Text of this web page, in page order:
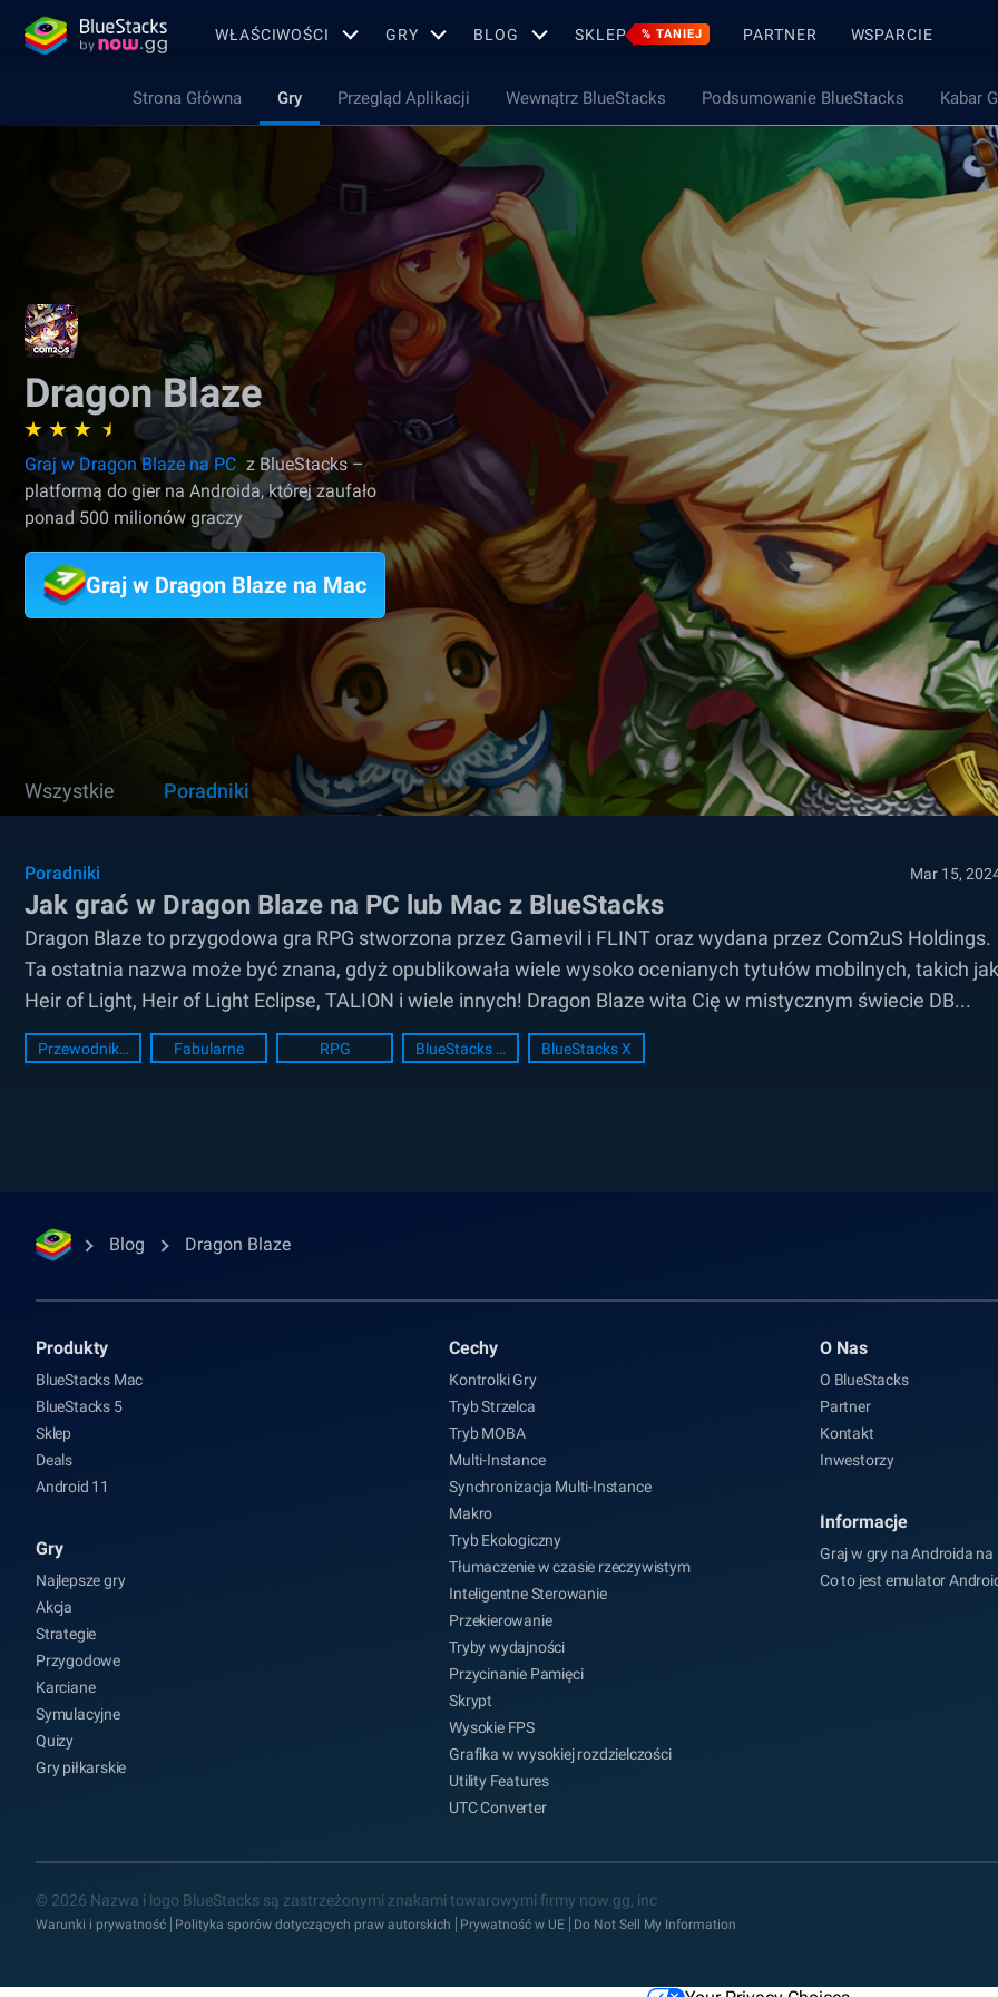
WŁAŚCIWOŚCI GRY BLOG SKLEP % TANIEJ PARTNER WSPARCIE
Strona Główna Gry Przegląd Aplikacji Wewnątrz BlueStacks Podsumowanie BlueStacks Kabar
Dragon Blaze
Graj w Dragon Blaze na PC z BlueStacks –
platformą do gier na Androida, której zaufało
ponad 500 milionów graczy
Graj w Dragon Blaze na Mac
Wszystkie Poradniki
Poradniki Mar 15,
Jak grać w Dragon Blaze na PC lub Mac z BlueStacks
Dragon Blaze to przygodowa gra RPG stworzona przez Gamevil i FLINT oraz wydana przez Com2uS Holdings.
Ta ostatnia nazwa może być znana, gdyż opublikowała wiele wysoko ocenianych tytułów mobilnych, takich jak
Heir of Light, Heir of Light Eclipse, TALION i wiele innych! Dragon Blaze wita Cię w mistycznym świecie DB...
Przewodnik konfiguracji PC Fabularne RPG BlueStacks Setup BlueStacks X
Blog Dragon Blaze
Produkty
BlueStacks Mac
BlueStacks 5
Sklep
Deals
Android 11
Gry
Najlepsze gry
Akcja
Strategie
Przygodowe
Karciane
Symulacyjne
Quizy
Gry piłkarskie
Cechy
Kontrolki Gry
Tryb Strzelca
Tryb MOBA
Multi-Instance
Synchronizacja Multi-Instance
Makro
Tryb Ekologiczny
Tłumaczenie w czasie rzeczywistym
Inteligentne Sterowanie
Przekierowanie
Tryby wydajności
Przycinanie Pamięci
Skrypt
Wysokie FPS
Grafika w wysokiej rozdzielczości
Utility Features
UTC Converter
O Nas
O BlueStacks
Partner
Kontakt
Inwestorzy
Informacje
Graj w gry na Androida na
Co to jest emulator
© 2026 Nazwa i logo BlueStacks są zastrzeżonymi znakami towarowymi firmy now.gg, inc
Warunki i prywatność Polityka sporów dotyczących praw autorskich Prywatność w UE Do Not Sell My Information